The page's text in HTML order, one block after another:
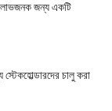
জন্য একটি
চালু করা